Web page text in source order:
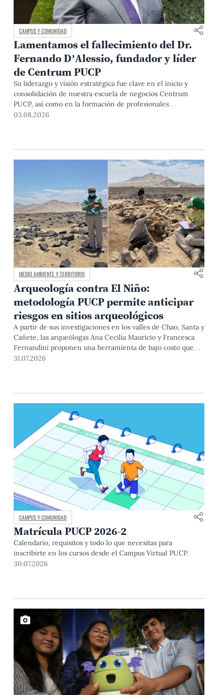
CAMPUS Y COMUNIDAD
Lamentamos el fallecimiento del Dr.
Fernando D’Alessio, fundador y líder
de Centrum PUCP
Su liderazgo y visión estratégica fue clave en el inicio y
consolidación de nuestra escuela de negocios Centrum
PUCP, así como en la formación de profesionales
empresariales comprometidos con el país. Por todo ello,
03.08.2026
MEDIO AMBIENTE Y TERRITORIO
Arqueología contra El Niño:
metodología PUCP permite anticipar
riesgos en sitios arqueológicos
A partir de sus investigaciones en los valles de Chao, Santa y
Cañete, las arqueólogas Ana Cecilia Mauricio y Francesca
Fernandini proponen una herramienta de bajo costo que
combina datos abiertos, mapas, sistemas de información
31.07.2026
CAMPUS Y COMUNIDAD
Matrícula PUCP 2026-2
Calendario, requisitos y todo lo que necesitas para
inscribirte en los cursos desde el Campus Virtual PUCP.
30.07.2026